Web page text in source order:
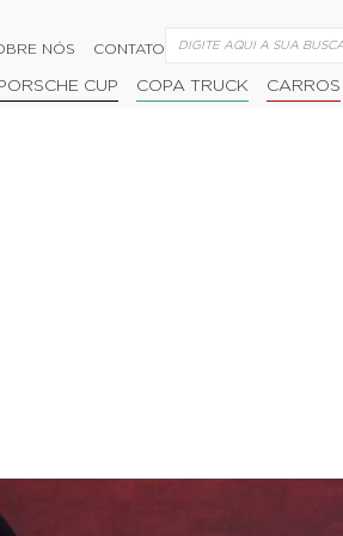
NÓS CONTATO
PORSCHE CUP COPA TRUCK CARROS